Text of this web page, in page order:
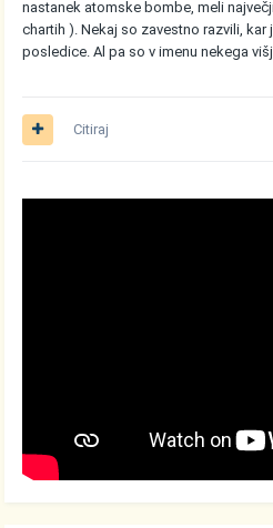
nastanek atomske bombe, meli
chartih ). Nekaj so zavestno razvili,
posledice. Al pa so v imenu nekega
Citiraj